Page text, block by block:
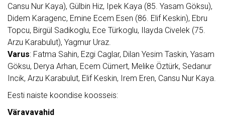
Cansu Nur Kaya), Gülbin Hiz, Ipek Kaya (85. Yasam Göksu),
Didem Karagenc, Emine Ecem Esen (86. Elif Keskin), Ebru
Topcu, Birgül Sadikoglu, Ece Türkoglu, Ilayda Civelek (75.
Arzu Karabulut), Yagmur Uraz.
Varus: Fatma Sahin, Ezgi Caglar, Dilan Yesim Taskin, Yasam
Göksu, Derya Arhan, Ecem Cümert, Melike Öztürk, Sedanur
Incik, Arzu Karabulut, Elif Keskin, Irem Eren, Cansu Nur Kaya.
Eesti naiste koondise koosseis:
Väravavahid